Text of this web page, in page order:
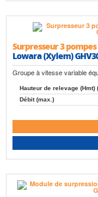
Surpresseur 3 pompes
Lowara (Xylem)
Groupe à vitesse variable
Hauteur de relevage (Hmt)
Débit (max.)